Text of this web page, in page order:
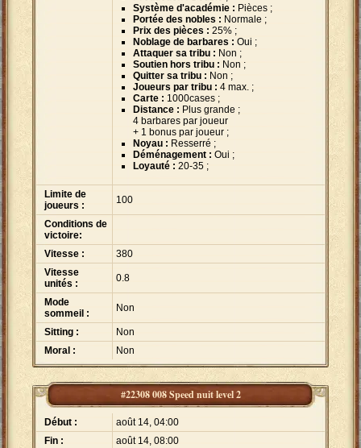
Système d'académie : Pièces ;
Portée des nobles : Normale ;
Prix des pièces : 25% ;
Noblage de barbares : Oui ;
Attaquer sa tribu : Non ;
Soutien hors tribu : Non ;
Quitter sa tribu : Non ;
Joueurs par tribu : 4 max. ;
Carte : 1000cases ;
Distance : Plus grande ;
4 barbares par joueur
+ 1 bonus par joueur ;
Noyau : Resserré ;
Déménagement : Oui ;
Loyauté : 20-35 ;
Limite de
joueurs :
100
Conditions de
victoire:
Vitesse :
380
Vitesse
unités :
0.8
Mode
sommeil :
Non
Sitting :
Non
Moral :
Non
#22308 008 Speed nuit level 2
Début :
août 14, 04:00
Fin :
août 14, 08:00